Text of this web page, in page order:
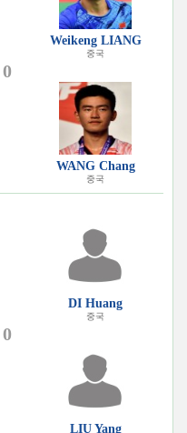
0
Weikeng LIANG
중국
WANG Chang
중국
0
DI Huang
중국
LIU Yang